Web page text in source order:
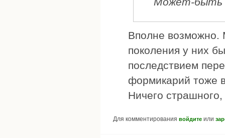
Вполне возможно.
поколения у них
последствием
формикарий тоже
Ничего
Для комментирования войдите или